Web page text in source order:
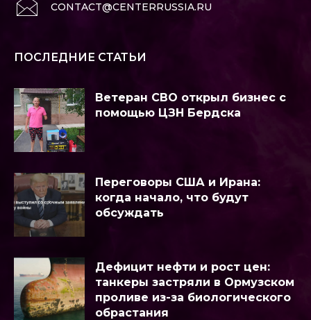
CONTACT@CENTERRUSSIA.RU
ПОСЛЕДНИЕ СТАТЬИ
Ветеран СВО открыл бизнес с
помощью ЦЗН Бердска
Переговоры США и Ирана:
когда начало, что будут
обсуждать
Дефицит нефти и рост цен:
танкеры застряли в Ормузском
проливе из-за биологического
обрастания